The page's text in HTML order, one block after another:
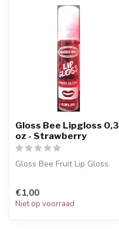
Gloss Bee Lipgloss 0,3
oz - Strawberry
Gloss Bee Fruit Lip Gloss.
€1,00
Niet op voorraad